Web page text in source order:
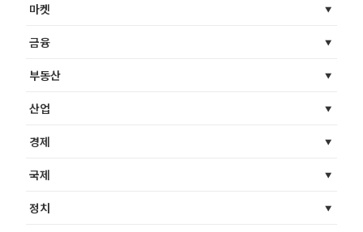
마켓
금융
부동산
산업
경제
국제
정치